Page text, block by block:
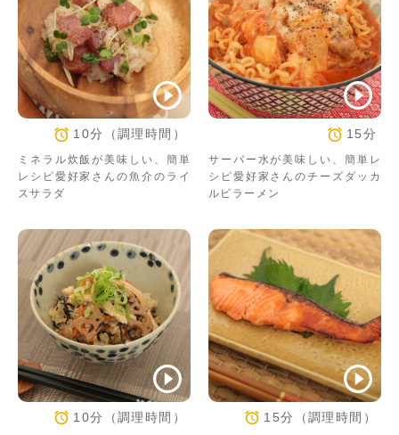
10分（調理時間）
ミネラル炊飯が美味しい、簡単
レシピ愛好家さんの魚介のライ
スサラダ
15分
サーバー水が美味しい、簡単レ
シピ愛好家さんのチーズダッカ
ルビラーメン
10分（調理時間） 15分（調理時間）